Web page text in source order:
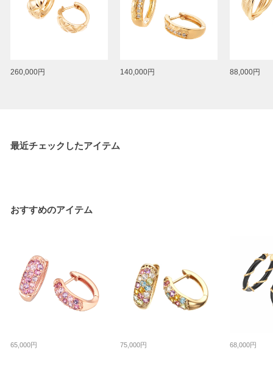
260,000円 140,000円 88,000円
最近チェックしたアイテム
おすすめのアイテム
65,000円 75,000円 68,000円